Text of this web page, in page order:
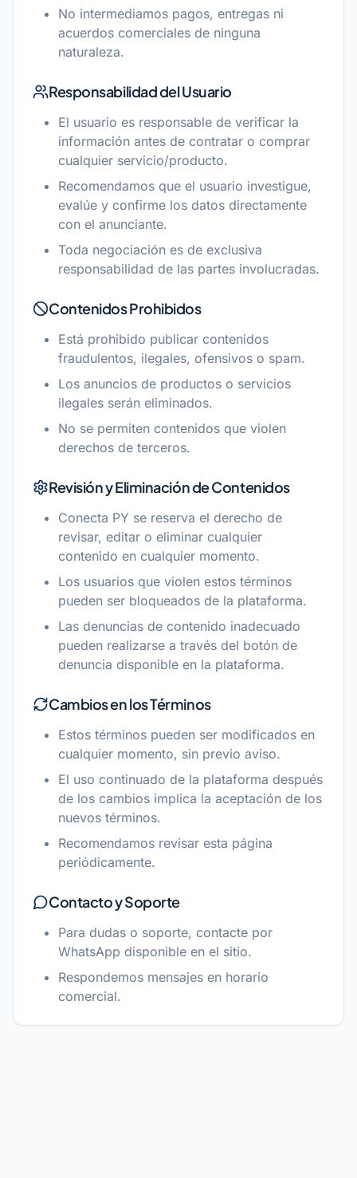
No intermediamos pagos, entregas ni
acuerdos comerciales de ninguna
naturaleza.
Responsabilidad del Usuario
El usuario es responsable de verificar la
información antes de contratar o comprar
cualquier servicio/producto.
Recomendamos que el usuario investigue,
evalúe y confirme los datos directamente
con el anunciante.
Toda negociación es de exclusiva
responsabilidad de las partes involucradas.
Contenidos Prohibidos
Está prohibido publicar contenidos
fraudulentos, ilegales, ofensivos o spam.
Los anuncios de productos o servicios
ilegales serán eliminados.
No se permiten contenidos que violen
derechos de terceros.
Revisión y Eliminación de Contenidos
Conecta PY se reserva el derecho de
revisar, editar o eliminar cualquier
contenido en cualquier momento.
Los usuarios que violen estos términos
pueden ser bloqueados de la plataforma.
Las denuncias de contenido inadecuado
pueden realizarse a través del botón de
denuncia disponible en la plataforma.
Cambios en los Términos
Estos términos pueden ser modificados en
cualquier momento, sin previo aviso.
El uso continuado de la plataforma después
de los cambios implica la aceptación de los
nuevos términos.
Recomendamos revisar esta página
periódicamente.
Contacto y Soporte
Para dudas o soporte, contacte por
WhatsApp disponible en el sitio.
Respondemos mensajes en horario
comercial.